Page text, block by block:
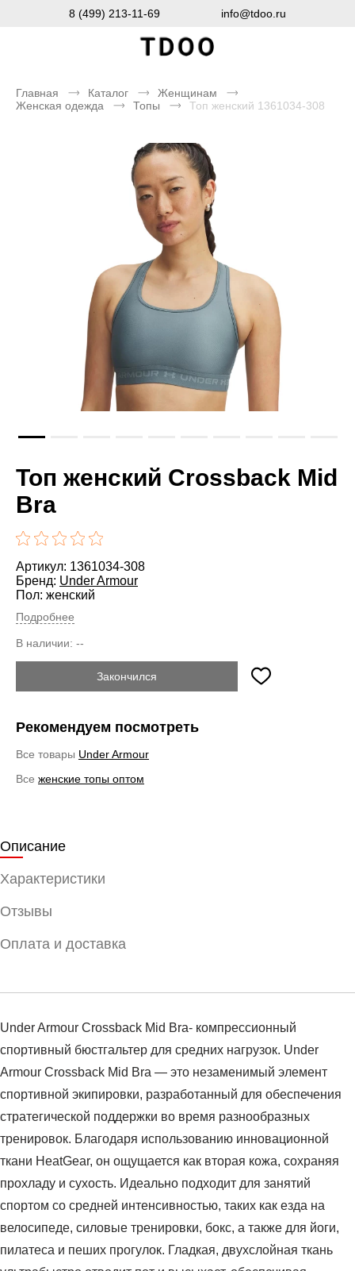
8 (499) 213-11-69 info@tdoo.ru
Главная Каталог
Женщинам
Женская одежда
Топы Топ женский 1361034-308
Топ женский Crossback Mid
Bra
Артикул: 1361034-308
Бренд: Under Armour
Пол: женский
Подробнее
В наличии: --
Закончился
Рекомендуем посмотреть
Все товары Under Armour
Все женские топы оптом
Описание
Характеристики
Отзывы
Оплата и доставка
Under Armour Crossback Mid Bra- компрессионный
спортивный бюстгальтер для средних нагрузок. Under
Armour Crossback Mid Bra — это незаменимый элемент
спортивной экипировки, разработанный для обеспечения
стратегической поддержки во время разнообразных
тренировок. Благодаря использованию инновационной
ткани HeatGear, он ощущается как вторая кожа, сохраняя
прохладу и сухость. Идеально подходит для занятий
спортом со средней интенсивностью, таких как езда на
велосипеде, силовые тренировки, бокс, а также для йоги,
пилатеса и пеших прогулок. Гладкая, двухслойная ткань